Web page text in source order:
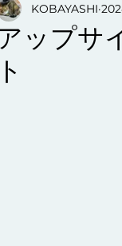
Windows11の活用法
棄
ップサ
ト
KOBAYASHI